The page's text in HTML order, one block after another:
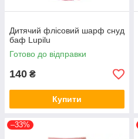
Дитячий флісовий шарф снуд
баф Lupilu
Готово до відправки
140 ₴
Купити
–33%